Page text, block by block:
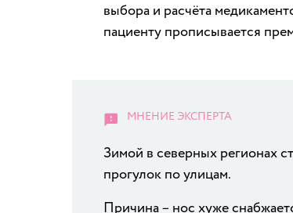
выбора и расчёта
пациенту прописывается
Зимой в северных регионах
прогулок по улицам.
Причина – нос хуже